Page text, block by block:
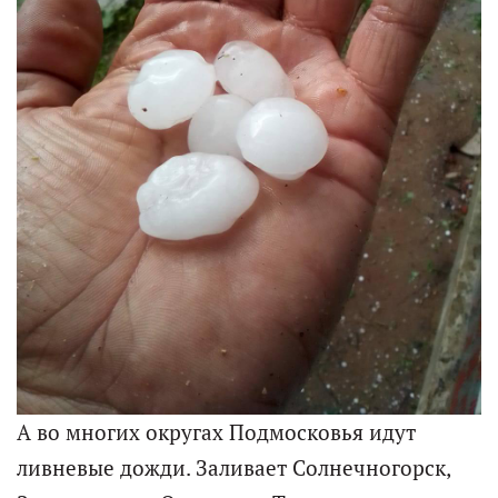
А во многих округах Подмосковья идут
ливневые дожди. Заливает Солнечногорск,